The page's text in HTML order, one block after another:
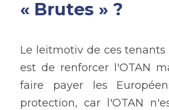
« Brutes » ?
Le leitmotiv de ces
est de renforcer l'OTAN
faire payer les
protection, car l'OTAN